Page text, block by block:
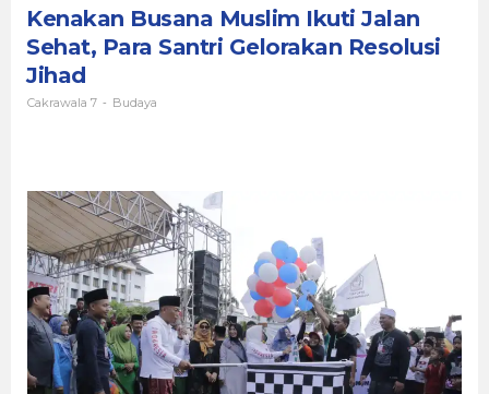
Para
Santri
Gelorakan
Kenakan Busana Muslim Ikuti Jalan
Sehat, Para Santri Gelorakan Resolusi
Jihad
Cakrawala 7 - Budaya